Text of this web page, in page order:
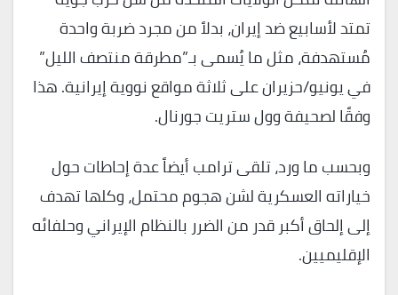
تمتد لأسابيع ضد إيران، بدلاً من مجرد ضربة واحدة
مُستهدفة، مثل ما يُسمى بـ”مطرقة منتصف الليل”
في يونيو/حزيران على ثلاثة مواقع نووية إيرانية. هذا
وفقًا لصحيفة وول ستريت جورنال.
وبحسب ما ورد، تلقى ترامب أيضاً عدة إحاطات حول
خياراته العسكرية لشن هجوم محتمل، وكلها تهدف
إلى إلحاق أكبر قدر من الضرر بالنظام الإيراني وحلفائه
الإقليميين.